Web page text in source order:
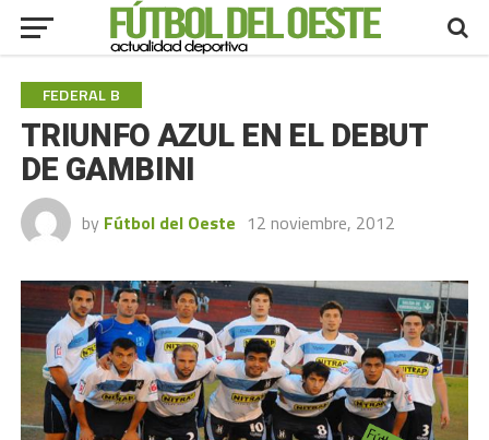
FEDERAL B
TRIUNFO AZUL EN EL DEBUT
DE GAMBINI
by Fútbol del Oeste 12 noviembre, 2012